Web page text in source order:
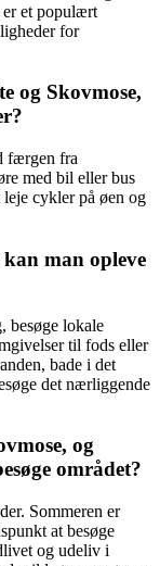
er et populært
for
og Skovmose,
færgen fra
med bil eller bus
cykler på øen og
man opleve
besøge lokale
til fods eller
bade i det
det nærliggende
og
området?
Sommeren er
at besøge
og udeliv i